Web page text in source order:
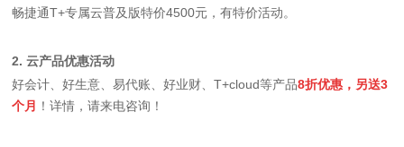
畅捷通T+专属云普及版特价4500元，有特价活动。
2. 云产品优惠活动
好会计、好生意、易代账、好业财、T+cloud等产品8折优惠，另送3
个月
！详情，请来电咨询！